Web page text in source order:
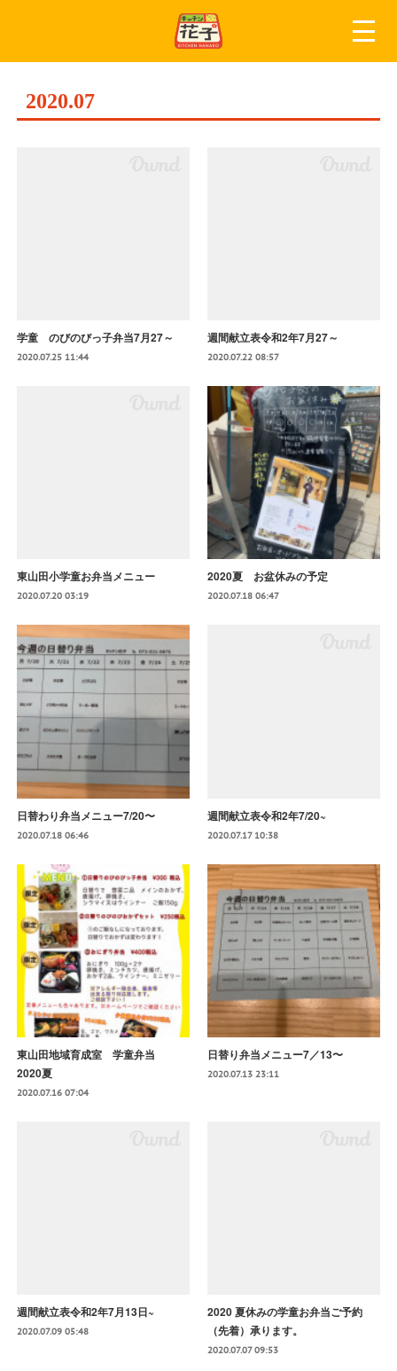
2020.07
学童 のびのびっ子弁当7月27～
2020.07.25 11:44
週間献立表令和2年7月27～
2020.07.22 08:57
東山田小学童お弁当メニュー
2020.07.20 03:19
2020夏 お盆休みの予定
2020.07.18 06:47
日替わり弁当メニュー7/20〜
2020.07.18 06:46
週間献立表令和2年7/20~
2020.07.17 10:38
東山田地域育成室 学童弁当
2020夏
2020.07.16 07:04
日替り弁当メニュー7／13〜
2020.07.13 23:11
週間献立表令和2年7月13日~
2020.07.09 05:48
2020 夏休みの学童お弁当ご予約
（先着）承ります。
2020.07.07 09:53